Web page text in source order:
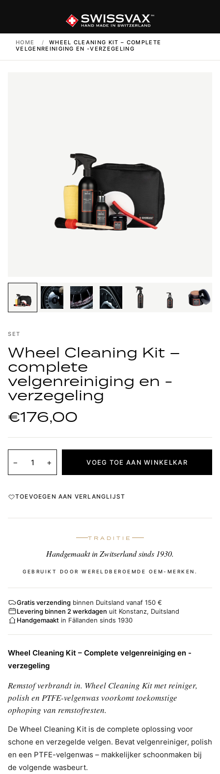
HOME /
WHEEL CLEANING KIT – COMPLETE
VELGENREINIGING EN -VERZEGELING
SET
Wheel Cleaning Kit –
complete
velgenreiniging en -
verzegeling
€176,00
− + VOEG TOE AAN WINKELKAR
TOEVOEGEN AAN VERLANGLIJST
TRADITIE
Handgemaakt in Zwitserland sinds 1930.
GEBRUIKT DOOR WERELDBEROEMDE OEM-MERKEN.
Gratis verzending binnen Duitsland vanaf 150 €
Levering binnen 2 werkdagen uit Konstanz, Duitsland
Handgemaakt in Fällanden sinds 1930
Wheel Cleaning Kit – Complete velgenreiniging en -
verzegeling
Remstof verbrandt in. Wheel Cleaning Kit met reiniger,
polish en PTFE-velgenwas voorkomt toekomstige
ophoping van remstofresten.
De Wheel Cleaning Kit is de complete oplossing voor
schone en verzegelde velgen. Bevat velgenreiniger, polish
en een PTFE-velgenwas – makkelijker schoonmaken bij
de volgende wasbeurt.